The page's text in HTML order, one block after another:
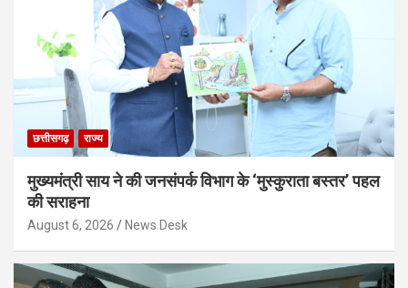
छत्तीसगढ़ राज्य
मुख्यमंत्री साय ने की जनसंपर्क विभाग के ‘मुस्कुराता बस्तर’ पहल
की सराहना
August 6, 2026 News Desk